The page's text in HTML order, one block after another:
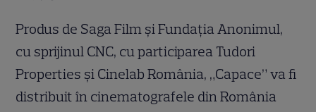
Produs de Saga Film și Fundația Anonimul,
cu sprijinul CNC, cu participarea Tudori
Properties și Cinelab România, „Capace” va fi
distribuit în cinematografele din România